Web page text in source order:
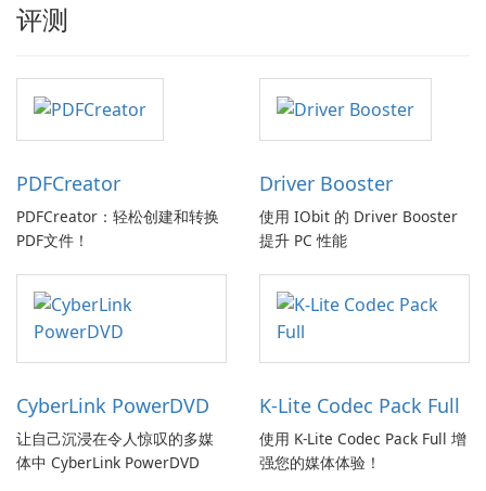
评测
PDFCreator
PDFCreator：轻松创建和转换
PDF文件！
Driver Booster
使用 IObit 的 Driver Booster
提升 PC 性能
CyberLink PowerDVD
让自己沉浸在令人惊叹的多媒
体中 CyberLink PowerDVD
K-Lite Codec Pack Full
使用 K-Lite Codec Pack Full 增
强您的媒体体验！